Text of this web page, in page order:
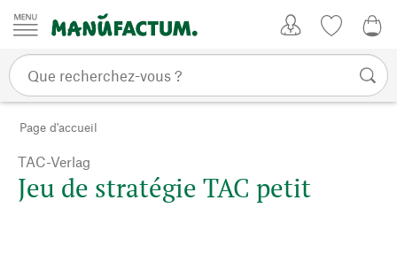
Passer au contenu
Page d'accueil
TAC-Verlag
Jeu de stratégie TAC petit